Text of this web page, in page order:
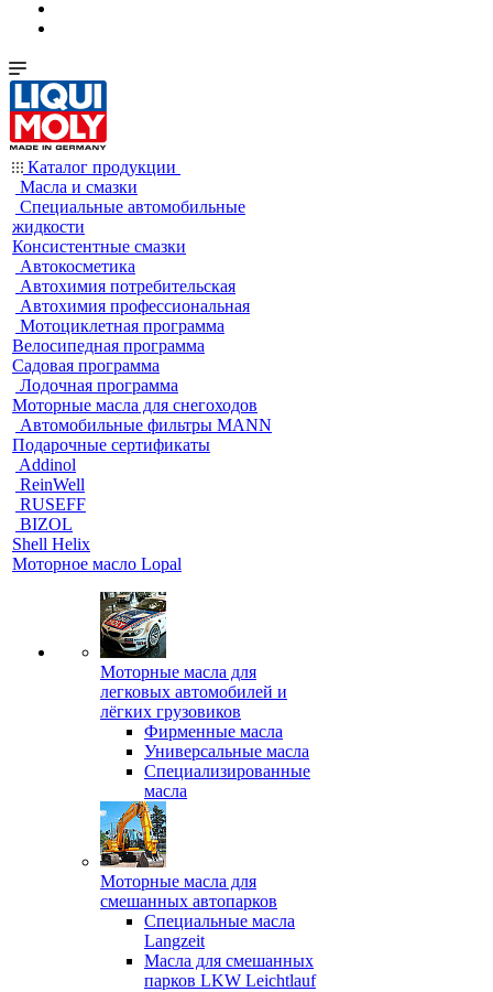
Каталог продукции
Масла и смазки
Специальные автомобильные
жидкости
Консистентные смазки
Автокосметика
Автохимия потребительская
Автохимия профессиональная
Мотоциклетная программа
Велосипедная программа
Садовая программа
Лодочная программа
Моторные масла для снегоходов
Автомобильные фильтры MANN
Подарочные сертификаты
Addinol
ReinWell
RUSEFF
BIZOL
Shell Helix
Моторное масло Lopal
Моторные масла для
легковых автомобилей и
лёгких грузовиков
Фирменные масла
Универсальные масла
Специализированные
масла
Моторные масла для
смешанных автопарков
Специальные масла
Langzeit
Масла для смешанных
парков LKW Leichtlauf